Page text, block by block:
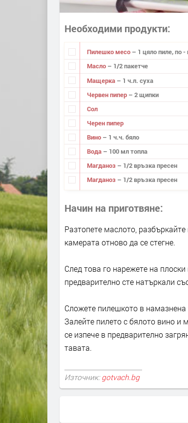
Необходими продукти
Пилешко месо – 1 цяло пиле, по -
Масло – 1/2 пакетче
Мащерка – 1 ч.л. суха
Червен пипер – 2 щипки
Сол
Черен пипер
Вино – 1 ч.ч. бяло
Вода – 100 мл топла
Магданоз – 1/2 връзка пресен
Магданоз – 1/2 връзка пресен
Начин на приготвяне
Разтопете маслото,
камерата отново да се стегне.
След това го нарежете на
предварително сте натъркали
Сложете пилешкото в намазнена
Залейте пилето с бялото вино и
се изпече в предварително
тавата.
Източник: gotvach.bg